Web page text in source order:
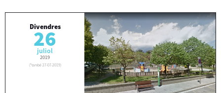
Divendres
26
juliol
2019
(*també 27-07-2019)